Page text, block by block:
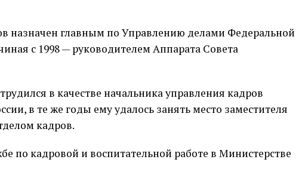
назначен главным по Управлению делами Федеральной
с 1998 — руководителем Аппарата Совета
в качестве начальника управления кадров
в те же годы ему удалось занять место заместителя
кадров.
по кадровой и воспитательной работе в Министерстве